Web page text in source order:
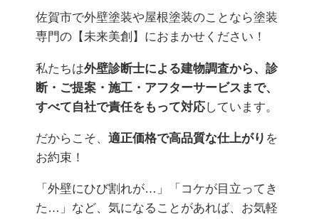
佐賀市で外壁塗装や屋根塗装のことなら塗装
専門の【未来美創】におまかせください！
私たちは外壁診断士による建物調査から、診
断・ご提案・施工・アフターサービスまで、
すべて自社で責任をもって対応しています。
だからこそ、適正価格で高品質な仕上がり を
お約束！
「外壁にひび割れが…」「コケが目立ってき
た…」など、気になることがあれば、お気軽